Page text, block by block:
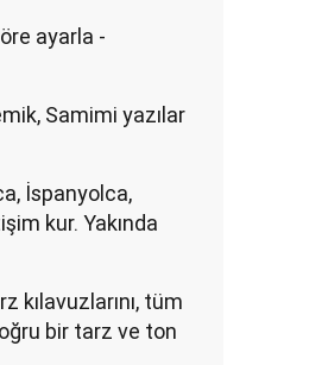
ayarla -
Samimi yazılar
İspanyolca,
kur. Yakında
kılavuzlarını, tüm
bir tarz ve ton